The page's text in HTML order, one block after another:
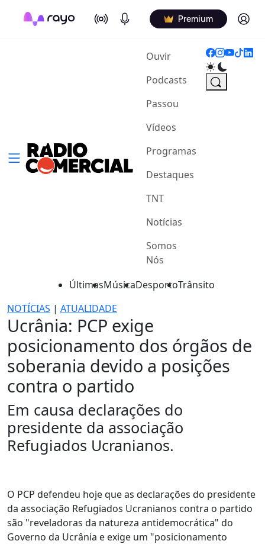
On Air Podcasts Premium Log in
Ouvir(current)
Podcasts
Passou
Vídeos
Programas
Destaques
TNT
Notícias
Somos
Nós
ÚltimasMúsicaDesportoTrânsito
NOTÍCIAS | ATUALIDADE
Ucrânia: PCP exige
posicionamento dos órgãos de
soberania devido a posições
contra o partido
Em causa declarações do
presidente da associação
Refugiados Ucranianos.
O PCP defendeu hoje que as declarações do presidente
da associação Refugiados Ucranianos contra o partido
são "reveladoras da natureza antidemocrática" do
Governo da Ucrânia e exige um "posicionamento